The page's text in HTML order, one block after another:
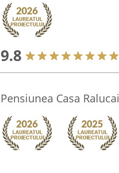
9.8
Pensiunea Casa Ralucai